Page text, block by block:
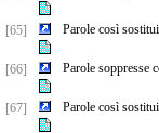
[65] Parole così
[66] Parole soppresse
[67] Parole così